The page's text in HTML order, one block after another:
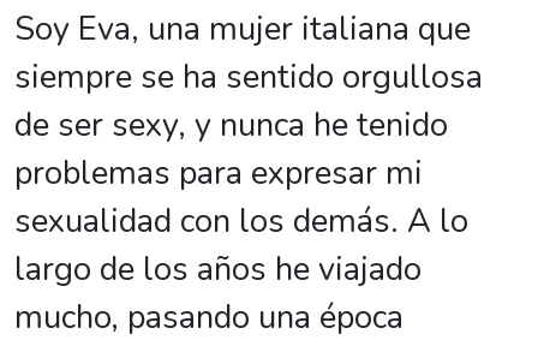
Soy Eva, una mujer italiana que
siempre se ha sentido orgullosa
de ser sexy, y nunca he tenido
problemas para expresar mi
sexualidad con los demás. A lo
largo de los años he viajado
mucho, pasando una época